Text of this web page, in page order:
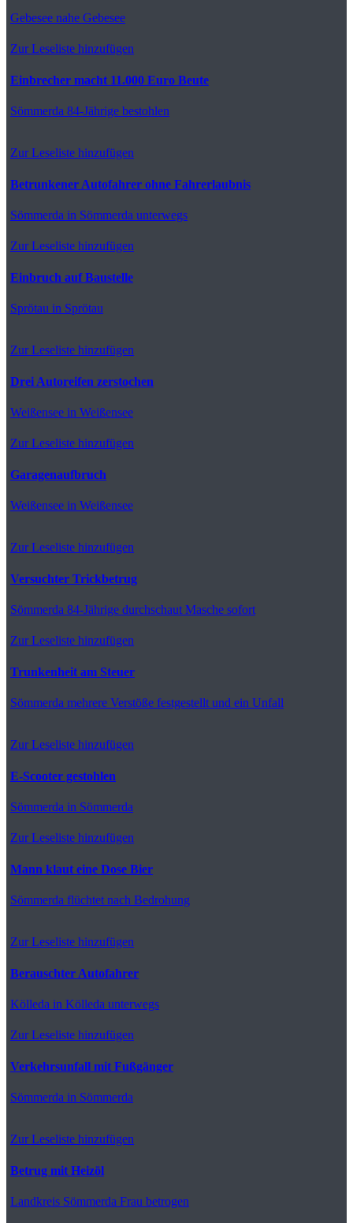
Gebesee nahe Gebesee
Zur Leseliste hinzufügen
Einbrecher macht 11.000 Euro Beute
Sömmerda 84-Jährige bestohlen
Zur Leseliste hinzufügen
Betrunkener Autofahrer ohne Fahrerlaubnis
Sömmerda in Sömmerda unterwegs
Zur Leseliste hinzufügen
Einbruch auf Baustelle
Sprötau in Sprötau
Zur Leseliste hinzufügen
Drei Autoreifen zerstochen
Weißensee in Weißensee
Zur Leseliste hinzufügen
Garagenaufbruch
Weißensee in Weißensee
Zur Leseliste hinzufügen
Versuchter Trickbetrug
Sömmerda 84-Jährige durchschaut Masche sofort
Zur Leseliste hinzufügen
Trunkenheit am Steuer
Sömmerda mehrere Verstöße festgestellt und ein Unfall
Zur Leseliste hinzufügen
E-Scooter gestohlen
Sömmerda in Sömmerda
Zur Leseliste hinzufügen
Mann klaut eine Dose Bier
Sömmerda flüchtet nach Bedrohung
Zur Leseliste hinzufügen
Berauschter Autofahrer
Kölleda in Kölleda unterwegs
Zur Leseliste hinzufügen
Verkehrsunfall mit Fußgänger
Sömmerda in Sömmerda
Zur Leseliste hinzufügen
Betrug mit Heizöl
Landkreis Sömmerda Frau betrogen